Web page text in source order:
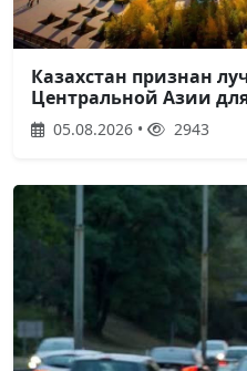
Казахстан признан
Центральной Азии
05.08.2026 • 2943